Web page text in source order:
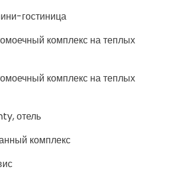
гостиница
комплекс на теплых
комплекс на теплых
отель
комплекс